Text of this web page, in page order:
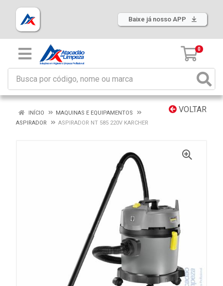
Baixe já nosso APP
0
VOLTAR
INÍCIO
MAQUINAS E EQUIPAMENTOS
ASPIRADOR
ASPIRADOR NT 585 220V KARCHER